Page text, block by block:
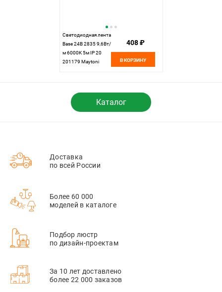
Светодиодная лента
Base 24В 2835 9,6Вт/
м 6000K 5м IP 20
201179 Maytoni
408 ₽
В КОРЗИНУ
Каталог
Доставка
по всей России
Более 60 000
моделей в каталоге
Подбор люстр
по дизайн-проектам
За 10 лет доставлено
более 22 000 заказов